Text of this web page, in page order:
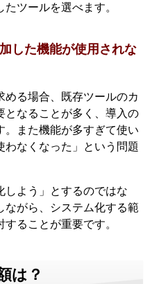
ツールを選べます。
した機能が使用されな
める場合、既存ツールのカ
となることが多く、導入の
。また機能が多すぎて使い
わなくなった」という問題
しよう」とするのではな
ながら、システム化する範
ることが重要です。
は？